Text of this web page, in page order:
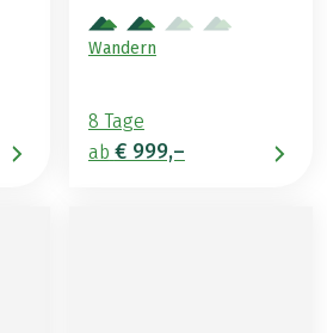
Wandern
8 Tage
ab € 999,–